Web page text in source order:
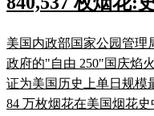
美国内政部国家公园管理
政府的"自由 250"国庆焰
证为美国历史上单日规模
84 万枚烟花在美国烟花